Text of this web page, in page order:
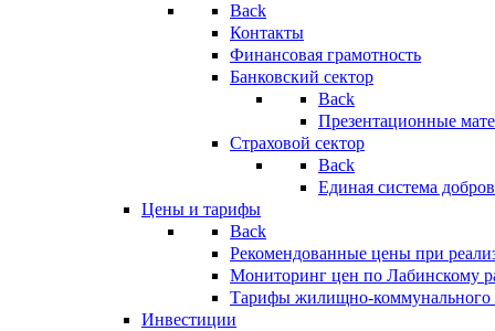
Back
Контакты
Финансовая грамотность
Банковский сектор
Back
Презентационные
Страховой сектор
Back
Единая система
Цены и тарифы
Back
Рекомендованные цены при
Мониторинг цен по Лабинскому
Тарифы жилищно-коммунального
Инвестиции